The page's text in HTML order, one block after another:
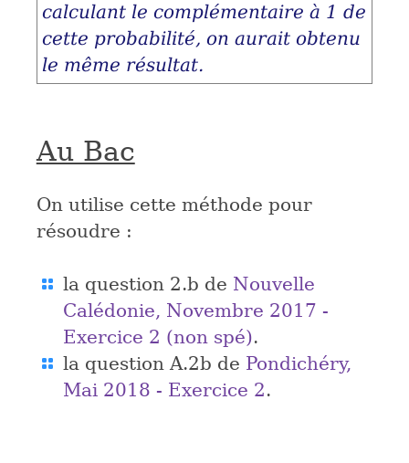
calculant le complémentaire à 1 de
cette probabilité, on aurait obtenu
le même résultat.
Au Bac
On utilise cette méthode pour
résoudre :
la question 2.b de Nouvelle
Calédonie, Novembre 2017 -
Exercice 2 (non spé).
la question A.2b de Pondichéry,
Mai 2018 - Exercice 2.